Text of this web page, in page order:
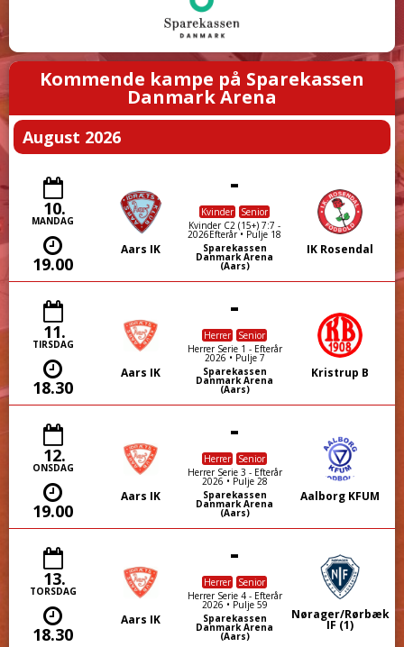
Kommende kampe på Sparekassen
Danmark Arena
August 2026
10.
MANDAG
19.00
Aars IK
-
Kvinder
Senior
Kvinder C2 (15+) 7:7 -
2026Efterår • Pulje 18
Sparekassen
Danmark Arena
(Aars)
IK Rosendal
11.
TIRSDAG
18.30
Aars IK
-
Herrer
Senior
Herrer Serie 1 - Efterår
2026 • Pulje 7
Sparekassen
Danmark Arena
(Aars)
Kristrup B
12.
ONSDAG
19.00
Aars IK
-
Herrer
Senior
Herrer Serie 3 - Efterår
2026 • Pulje 28
Sparekassen
Danmark Arena
(Aars)
Aalborg KFUM
13.
TORSDAG
18.30
Aars IK
-
Herrer
Senior
Herrer Serie 4 - Efterår
2026 • Pulje 59
Sparekassen
Danmark Arena
(Aars)
Nørager/Rørbæk
IF (1)